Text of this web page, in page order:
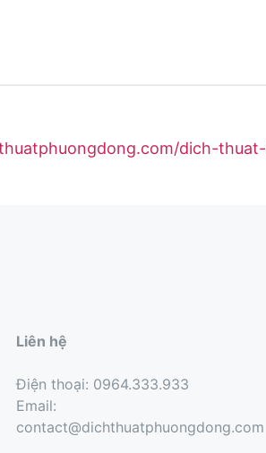
dich-
Liên hệ
Điện thoại: 0964.333.933
Email:
contact@dichthuatphuongdong.com